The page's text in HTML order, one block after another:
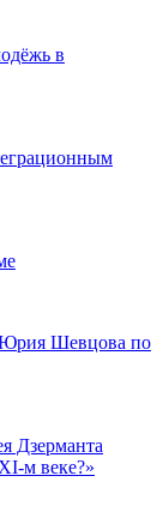
в
Юрия Шевцова по
Дзерманта
м веке?»